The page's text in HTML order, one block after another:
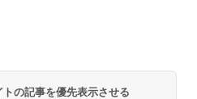
の記事を優先表示させる